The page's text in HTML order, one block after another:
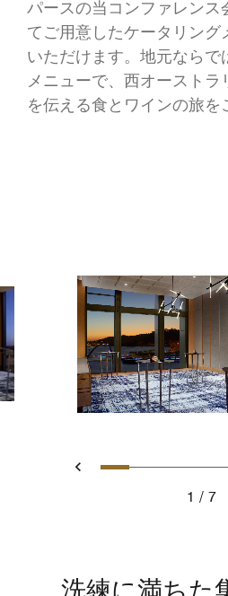
パースの当コンファレンス
てご用意したケータリング
いただけます。地元ならで
メニューで、西オーストラ
を伝える食とワインの旅を
戻るスライド 1
スライ
スラ
ス
1
7